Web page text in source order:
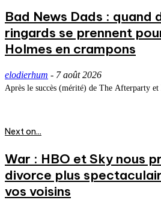
Bad News Dads : quand
ringards se prennent
Holmes en crampons
elodierhum - 7 août 2026
Après le succès (mérité) de The Afterparty et
Next on...
War : HBO et Sky nous
divorce plus
vos voisins